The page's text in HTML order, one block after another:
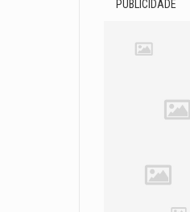
PUBLICIDADE